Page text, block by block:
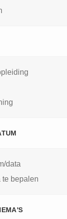
data
te bepalen